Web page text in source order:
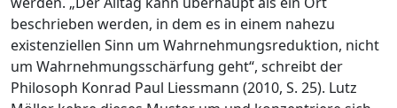
beschrieben werden, in dem es in einem nahezu
existenziellen Sinn um Wahrnehmungsreduktion, nicht
um Wahrnehmungsschärfung geht“, schreibt der
Philosoph Konrad Paul Liessmann (2010, S. 25). Lutz